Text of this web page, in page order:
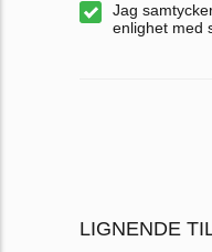
Jag
enlighet med
LIGNENDE